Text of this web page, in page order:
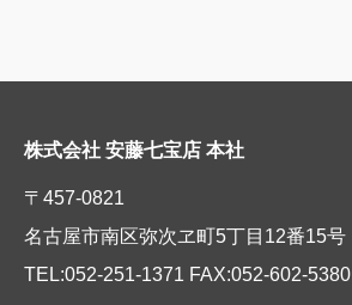
株式会社 安藤七宝店 本社
〒457-0821
名古屋市南区弥次ヱ町5丁目12番15号
TEL:052-251-1371 FAX:052-602-5380